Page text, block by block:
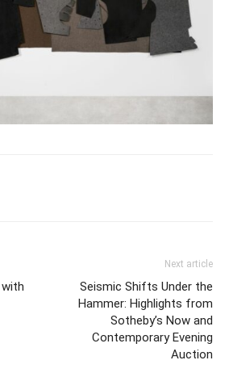
with
Next article
Seismic Shifts Under the
Hammer: Highlights from
Sotheby’s Now and
Contemporary Evening
Auction